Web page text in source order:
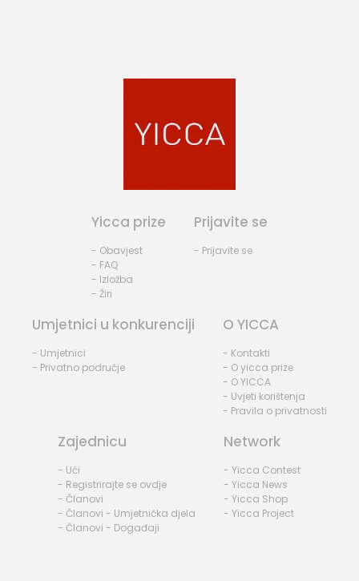
Yicca prize
- Obavjest
- FAQ
- Izložba
- Žiri
Prijavite se
- Prijavite se
Umjetnici u konkurenciji
- Umjetnici
- Privatno područje
O YICCA
- Kontakti
- O yicca prize
- O YICCA
- Uvjeti korištenja
- Pravila o privatnosti
Zajednicu
- Ući
- Registrirajte se ovdje
- Članovi
- Članovi - Umjetnička djela
- Članovi - Događaji
Network
- Yicca Contest
- Yicca News
- Yicca Shop
- Yicca Project